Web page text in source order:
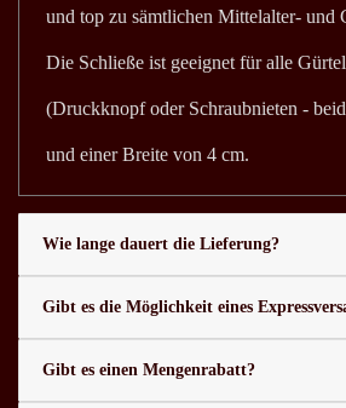
und top zu sämtlichen Mittelalter- und
Die Schließe ist geeignet für alle
(Druckknopf oder Schraubnieten -
und einer Breite von 4 cm.
Wie lange dauert die Lieferung?
Gibt es die Möglichkeit eines
Gibt es einen Mengenrabatt?